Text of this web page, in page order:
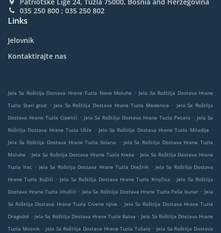
035 250 800 ; 035 250 802
Links
Jelovnik
Kontaktirajte nas
Jela Sa Roštilja Dostava Hrane Tuzla Nove Moluhe . Jela Sa Roštilja Dostava Hrane
Tuzla Stari grad . Jela Sa Roštilja Dostava Hrane Tuzla Medenice . Jela Sa Roštilja
Dostava Hrane Tuzla Cipelići . Jela Sa Roštilja Dostava Hrane Tuzla Pecara . Jela Sa
Roštilja Dostava Hrane Tuzla Ušće
. Jela Sa Roštilja Dostava Hrane Tuzla Miladije .
Jela Sa Roštilja Dostava Hrane Tuzla Solana
. Jela Sa Roštilja Dostava Hrane Tuzla
Moluhe . Jela Sa Roštilja Dostava Hrane Tuzla Kreka . Jela Sa Roštilja Dostava Hrane
Tuzla Irac . Jela Sa Roštilja Dostava Hrane Tuzla Drežnik . Jela Sa Roštilja Dostava
Hrane Tuzla Kužići . Jela Sa Roštilja Dostava Hrane Tuzla Krojčica . Jela Sa Roštilja
Dostava Hrane Tuzla Vilušići . Jela Sa Roštilja Dostava Hrane Tuzla Paša bunar . Jela
Sa Roštilja Dostava Hrane Tuzla Crvene njive
. Jela Sa Roštilja Dostava Hrane Tuzla
Dragodol . Jela Sa Roštilja Dostava Hrane Tuzla Batva . Jela Sa Roštilja Dostava Hrane
Tuzla Mosnik . Jela Sa Roštilja Dostava Hrane Tuzla Tušanj . Jela Sa Roštilja Dostava